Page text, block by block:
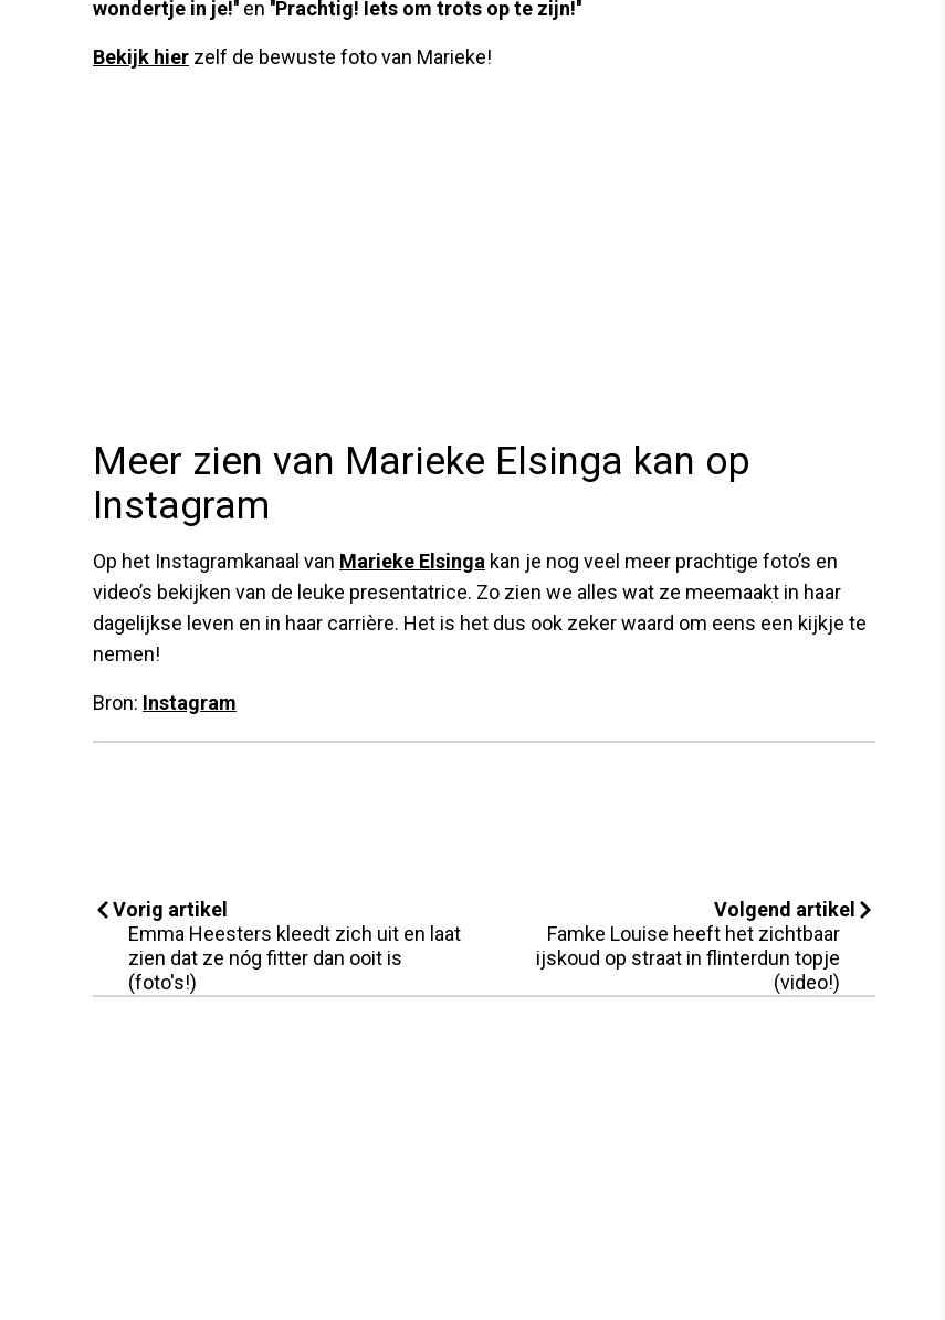
wondertje in je!'' en ''Prachtig! Iets om trots op te zijn!''
Bekijk hier zelf de bewuste foto van Marieke!
Meer zien van Marieke Elsinga kan op
Instagram
Op het Instagramkanaal van Marieke Elsinga kan je nog veel meer prachtige foto’s en
video’s bekijken van de leuke presentatrice. Zo zien we alles wat ze meemaakt in haar
dagelijkse leven en in haar carrière. Het is het dus ook zeker waard om eens een kijkje te
nemen!
Bron: Instagram
Vorig artikel
Emma Heesters kleedt zich uit en laat
zien dat ze nóg fitter dan ooit is
(foto's!)
Volgend artikel
Famke Louise heeft het zichtbaar
ijskoud op straat in flinterdun topje
(video!)